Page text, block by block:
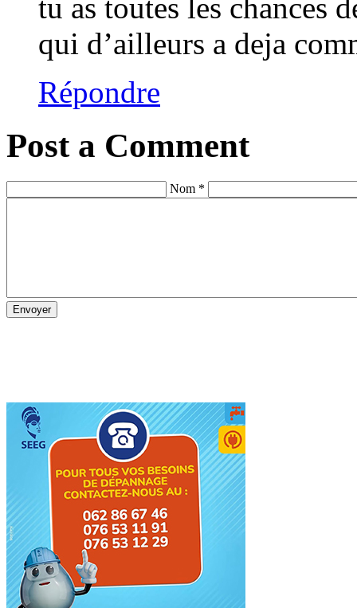
tu as toutes les chances
qui d’ailleurs a deja
Répondre
Post a Comment
Nom *